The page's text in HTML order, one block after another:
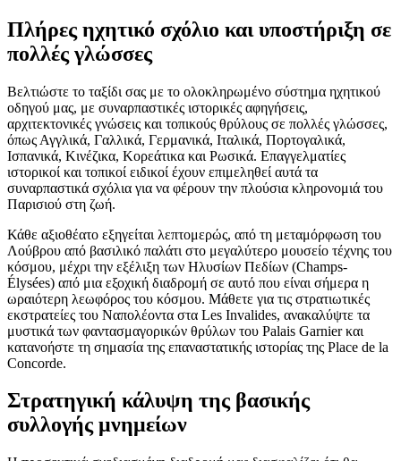
Πλήρες ηχητικό σχόλιο και υποστήριξη σε
πολλές γλώσσες
Βελτιώστε το ταξίδι σας με το ολοκληρωμένο σύστημα ηχητικού
οδηγού μας, με συναρπαστικές ιστορικές αφηγήσεις,
αρχιτεκτονικές γνώσεις και τοπικούς θρύλους σε πολλές γλώσσες,
όπως Αγγλικά, Γαλλικά, Γερμανικά, Ιταλικά, Πορτογαλικά,
Ισπανικά, Κινέζικα, Κορεάτικα και Ρωσικά. Επαγγελματίες
ιστορικοί και τοπικοί ειδικοί έχουν επιμεληθεί αυτά τα
συναρπαστικά σχόλια για να φέρουν την πλούσια κληρονομιά του
Παρισιού στη ζωή.
Κάθε αξιοθέατο εξηγείται λεπτομερώς, από τη μεταμόρφωση του
Λούβρου από βασιλικό παλάτι στο μεγαλύτερο μουσείο τέχνης του
κόσμου, μέχρι την εξέλιξη των Ηλυσίων Πεδίων (Champs-
Élysées) από μια εξοχική διαδρομή σε αυτό που είναι σήμερα η
ωραιότερη λεωφόρος του κόσμου. Μάθετε για τις στρατιωτικές
εκστρατείες του Ναπολέοντα στα Les Invalides, ανακαλύψτε τα
μυστικά των φαντασμαγορικών θρύλων του Palais Garnier και
κατανοήστε τη σημασία της επαναστατικής ιστορίας της Place de la
Concorde.
Στρατηγική κάλυψη της βασικής
συλλογής μνημείων